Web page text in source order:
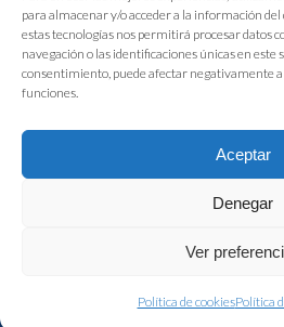
para almacenar y/o acceder a la información
estas tecnologías nos permitirá procesar datos
navegación o las identificaciones únicas en
consentimiento, puede afectar negativamente
funciones.
Aceptar
Denegar
Ver
Política de cookiesPolítica
FIAB Federación Española de Industrias